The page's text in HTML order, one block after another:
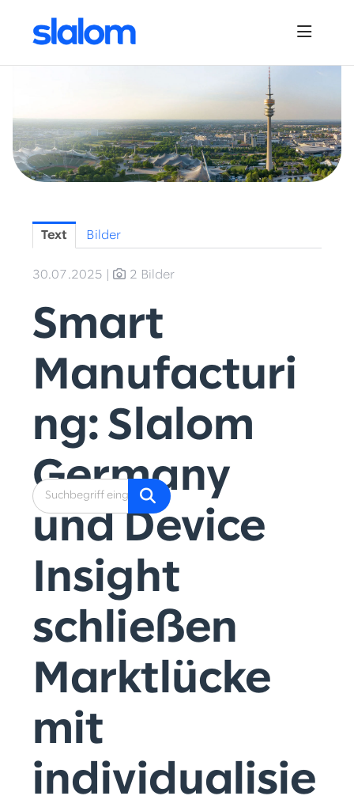
Downloads
Bildmaterial
Text Bilder
30.07.2025 2 Bilder
Smart
Manufacturi
ng: Slalom
Germany
und Device
Insight
schließen
Marktlücke
mit
individualisie